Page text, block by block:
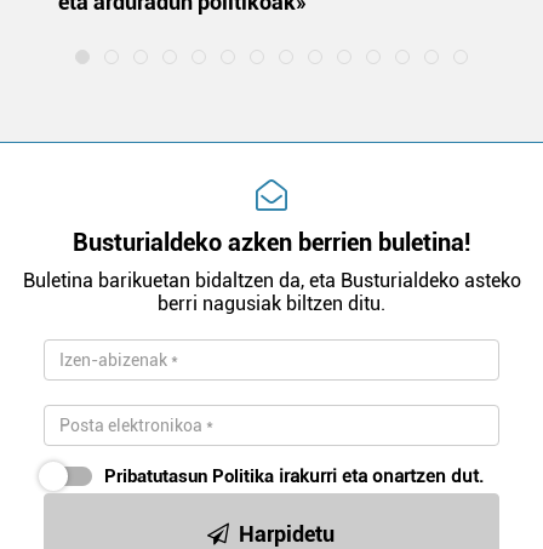
Busturialdeko azken berrien buletina!
Buletina barikuetan bidaltzen da, eta Busturialdeko asteko
berri nagusiak biltzen ditu.
Pribatutasun Politika irakurri eta onartzen dut.
Harpidetu